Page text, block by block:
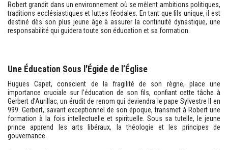
Robert grandit dans un environnement où se mêlent ambitions politiques,
traditions ecclésiastiques et luttes féodales. En tant que fils unique, il est
destiné dès son plus jeune âge à assurer la continuité dynastique, une
responsabilité qui guidera toute son éducation et sa formation.
Une Éducation Sous l'Égide de l’Église
Hugues Capet, conscient de la fragilité de son règne, place une
importance cruciale sur l’éducation de son fils, confiant cette tâche à
Gerbert d’Aurillac, un érudit de renom qui deviendra le pape Sylvestre II en
999. Gerbert, savant exceptionnel de son époque, transmet à Robert une
formation à la fois intellectuelle et spirituelle. Sous sa tutelle, le jeune
prince apprend les arts libéraux, la théologie et les principes de
gouvernance.